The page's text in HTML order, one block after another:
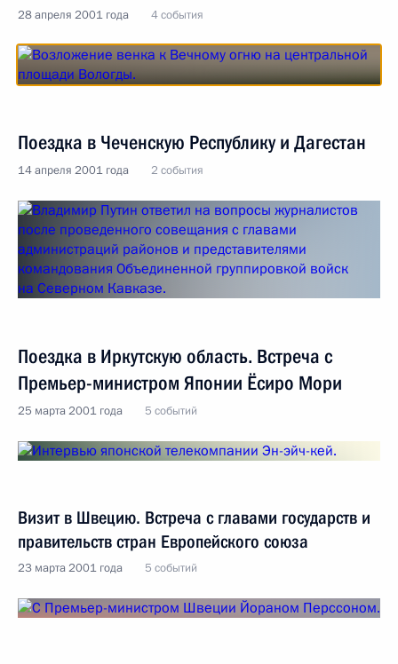
28 апреля 2001 года 4 события
Поездка в Чеченскую Республику и Дагестан
14 апреля 2001 года 2 события
Поездка в Иркутскую область. Встреча с
Премьер-министром Японии Ёсиро Мори
25 марта 2001 года 5 событий
Визит в Швецию. Встреча с главами государств и
правительств стран Европейского союза
23 марта 2001 года 5 событий